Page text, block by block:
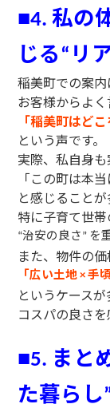
■4.私の
じる “ リ
稲美町での案内
お客様からよく
「稲美町はど
という声です。
実際、私自身
「この町は本
と感じることが
特に子育て世帯
“治安の良さ ” を
また、物件の
「広い土地 ×手
というケースが
コスパの良さを
■5. まと
た暮らし